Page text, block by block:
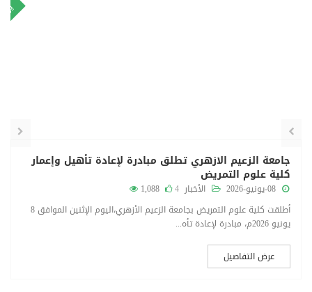
جامعة الزعيم الازهري تطلق مبادرة لإعادة تأهيل وإعمار
كلية علوم التمريض
الأخبار 4
1,088
أطلقت كلية علوم التمريض بجامعة الزعيم الأزهري،اليوم الإثنين الموافق 8
يونيو 2026م، مبادرة لإعادة تأه...
عرض التفاصيل